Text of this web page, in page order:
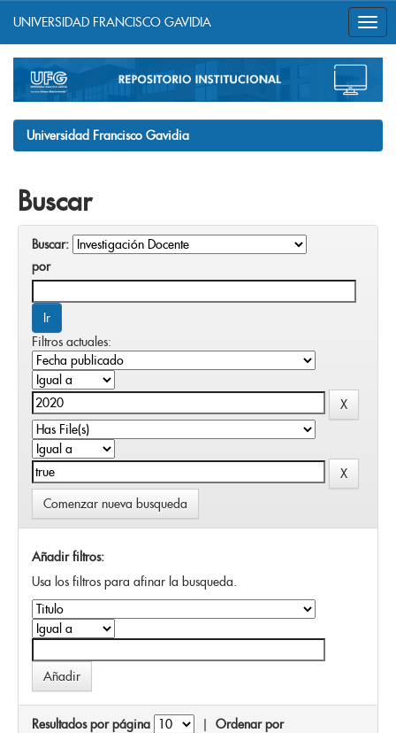
navigation
UNIVERSIDAD FRANCISCO GAVIDIA
Universidad Francisco Gavidia
Buscar
Buscar:
por
Filtros actuales:
Comenzar nueva busqueda
Añadir filtros:
Usa los filtros para afinar la busqueda.
Resultados por página | Ordenar por